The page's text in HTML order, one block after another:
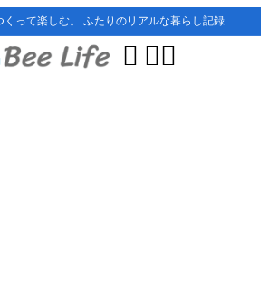
くって楽しむ。 ふたりのリアルな暮らし記録
 